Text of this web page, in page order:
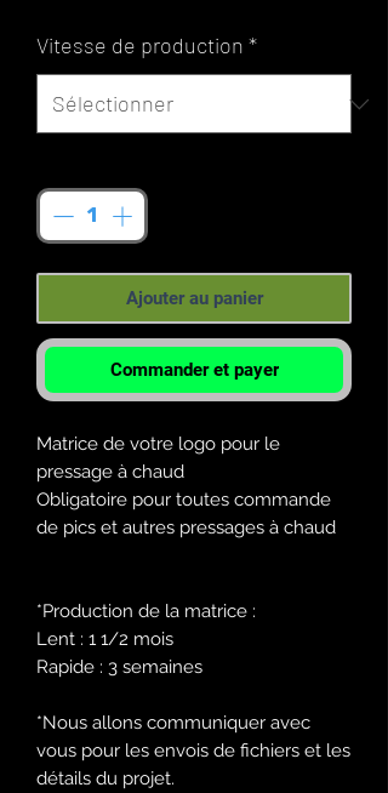
Vitesse de production *
Ajouter au panier
Commander et payer
Matrice de votre logo pour le
pressage à chaud
Obligatoire pour toutes commande
de pics et autres pressages à chaud
*Production de la matrice :
Lent : 1 1/2 mois
Rapide : 3 semaines
*Nous allons communiquer avec
vous pour les envois de fichiers et les
détails du projet.